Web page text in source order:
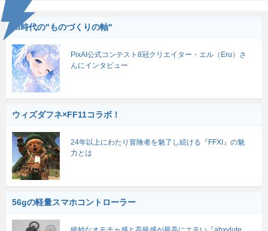
AI時代の"ものづくりの軸"
PixAI公式コンテスト8冠クリエイター・エル（Eru）さ
んにインタビュー
ウィズダフネ×FF11コラボ！
24年以上にわたり冒険者を魅了し続ける『FFXI』の魅
力とは
56gの軽量スマホコントローラー